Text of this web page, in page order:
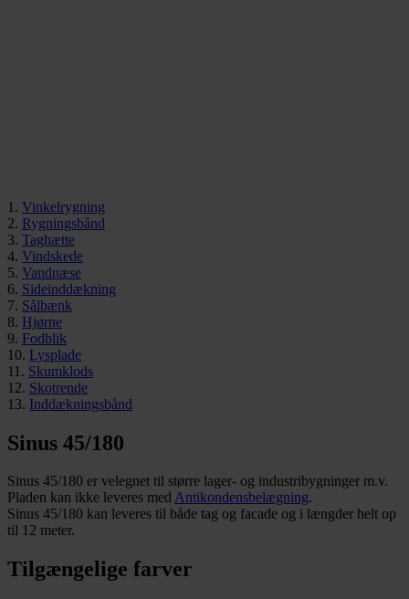
1. Vinkelrygning
2. Rygningsbånd
3. Taghætte
4. Vindskede
5. Vandnæse
6. Sideinddækning
7. Sålbænk
8. Hjørne
9. Fodblik
10. Lysplade
11. Skumklods
12. Skotrende
13. Inddækningsbånd
Sinus 45/180
Sinus 45/180 er velegnet til større lager- og industribygninger m.v.
Pladen kan ikke leveres med Antikondensbelægning.
Sinus 45/180 kan leveres til både tag og facade og i længder helt op
til 12 meter.
Tilgængelige farver